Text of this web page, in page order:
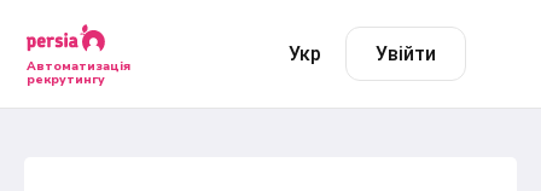
Автоматизація
рекрутингу
Укр Увійти